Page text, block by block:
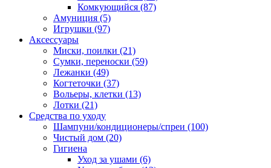
Комкующийся (87)
Амуниция (5)
Игрушки (97)
Аксессуары
Миски, поилки (21)
Сумки, переноски (59)
Лежанки (49)
Когтеточки (37)
Вольеры, клетки (13)
Лотки (21)
Средства по уходу
Шампуни/кондиционеры/спреи (100)
Чистый дом (20)
Гигиена
Уход за ушами (6)